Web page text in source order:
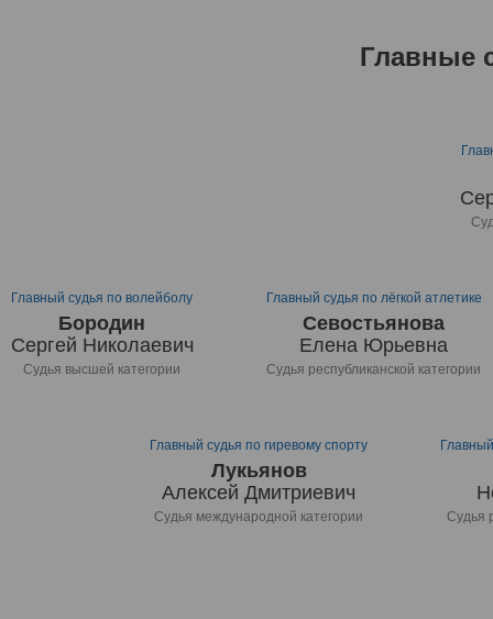
Главные
Главный судья по волейболу
Бородин
Сергей Николаевич
Судья высшей категории
Главный судья по лёгкой атлетике
Севостьянова
Елена Юрьевна
Судья республиканской категории
Главный судья по гиревому спорту
Лукьянов
Алексей Дмитриевич
Судья международной категории Судья